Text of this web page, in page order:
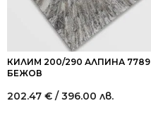
КИЛИМ 200/290 АЛПИНА 7789
БЕЖОВ
202.47 € / 396.00 лв.